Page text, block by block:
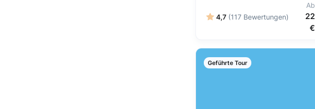
4,7 (117 Bewertungen)
Ab
22
€
Geführte Tour